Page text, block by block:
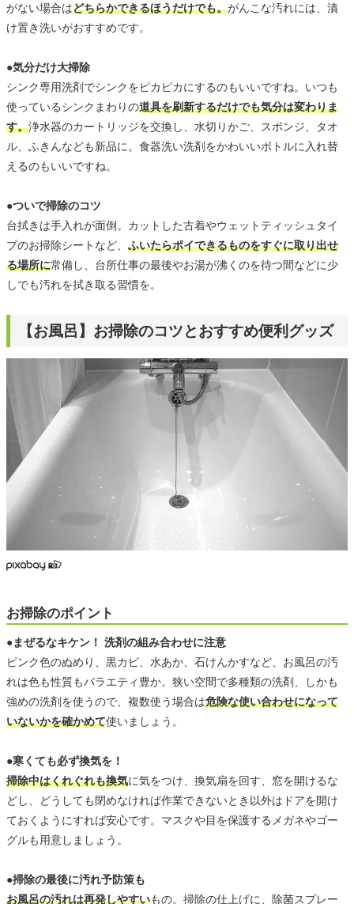
がない場合はどちらかできるほうだけでも。がんこな汚れには、漬
け置き洗いがおすすめです。
●気分だけ大掃除
シンク専用洗剤でシンクをピカピカにするのもいいですね。いつも
使っているシンクまわりの道具を刷新するだけでも気分は変わりま
す。浄水器のカートリッジを交換し、水切りかご、スポンジ、タオ
ル、ふきんなども新品に。食器洗い洗剤をかわいいボトルに入れ替
えるのもいいですね。
●ついで掃除のコツ
台拭きは手入れが面倒。カットした古着やウェットティッシュタイ
プのお掃除シートなど、 ふいたらポイできるものをすぐに取り出せ
る場所に常備し、台所仕事の最後やお湯が沸くのを待つ間などに少
しでも汚れを拭き取る習慣を。
【お風呂】お掃除のコツとおすすめ便利グッズ
お掃除のポイント
●まぜるなキケン！ 洗剤の組み合わせに注意
ピンク色のぬめり、黒カビ、水あか、石けんかすなど、お風呂の汚
れは色も性質もバラエティ豊か。狭い空間で多種類の洗剤、しかも
強めの洗剤を使うので、複数使う場合は危険な使い合わせになって
いないかを確かめて使いましょう。
●寒くても必ず換気を！
掃除中はくれぐれも換気に気をつけ、換気扇を回す、窓を開けるな
どし、どうしても閉めなければ作業できないとき以外はドアを開け
ておくようにすれば安心です。マスクや目を保護するメガネやゴー
グルも用意しましょう。
●掃除の最後に汚れ予防策も
お風呂の汚れは再発しやすいもの。掃除の仕上げに、除菌スプレー